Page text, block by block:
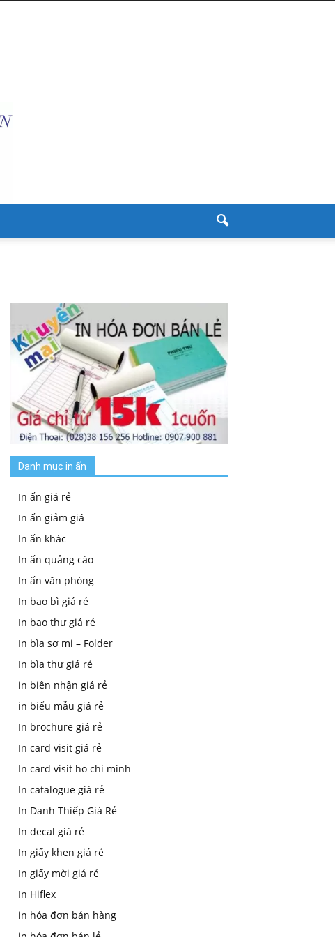
Danh mục in ấn
In ấn giá rẻ
In ấn giảm giá
In ấn khác
In ấn quảng cáo
In ấn văn phòng
In bao bì giá rẻ
In bao thư giá rẻ
In bìa sơ mi – Folder
In bìa thư giá rẻ
in biên nhận giá rẻ
in biểu mẫu giá rẻ
In brochure giá rẻ
In card visit giá rẻ
In card visit ho chi minh
In catalogue giá rẻ
In Danh Thiếp Giá Rẻ
In decal giá rẻ
In giấy khen giá rẻ
In giấy mời giá rẻ
In Hiflex
in hóa đơn bán hàng